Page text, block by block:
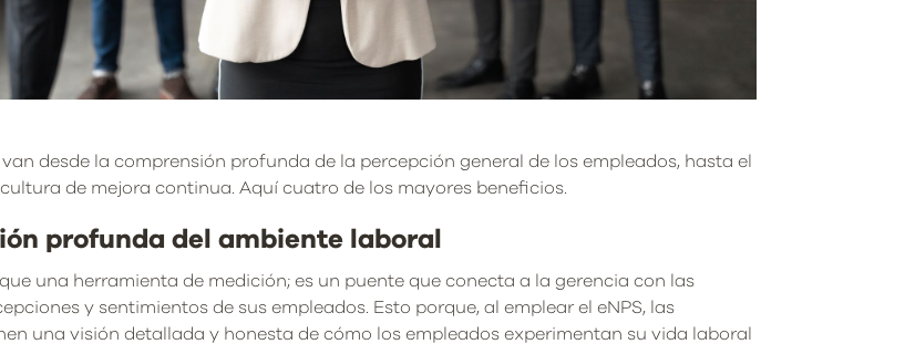
desde la comprensión profunda de la percepción general de los empleados, hasta el
de mejora continua. Aquí cuatro de los mayores beneficios.
profunda del ambiente laboral
que una herramienta de medición; es un puente que conecta a la gerencia con las
y sentimientos de sus empleados. Esto porque, al emplear el eNPS, las
una visión detallada y honesta de cómo los empleados experimentan su vida laboral